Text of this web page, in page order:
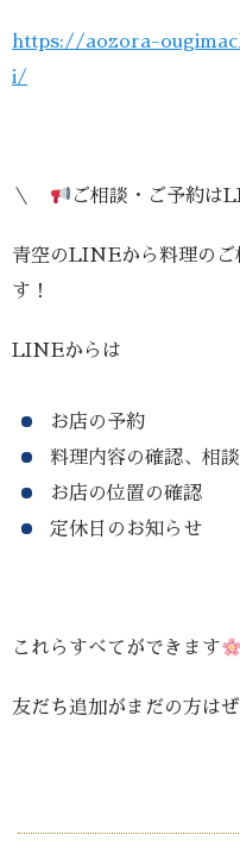
https://aozora-
i/
＼ ご相談・ご予約は
青空のLINEから料理のご
す！
LINEからは
お店の予約
料理内容の確認、相談
お店の位置の確認
定休日のお知らせ
これらすべてができます
友だち追加がまだの方は